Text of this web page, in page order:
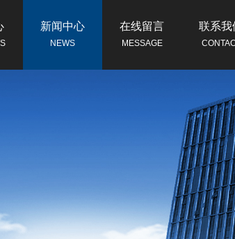
新闻中心
NEWS
在线留言
MESSAGE
联系我